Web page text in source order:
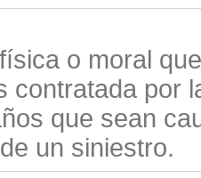
o moral
contratada por
que sean
un siniestro.